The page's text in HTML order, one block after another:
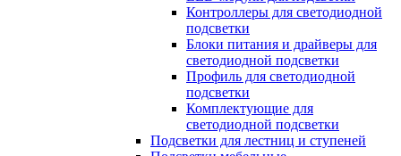
Контроллеры для светодиодной
подсветки
Блоки питания и драйверы для
светодиодной подсветки
Профиль для светодиодной
подсветки
Комплектующие для
светодиодной подсветки
Подсветки для лестниц и ступеней